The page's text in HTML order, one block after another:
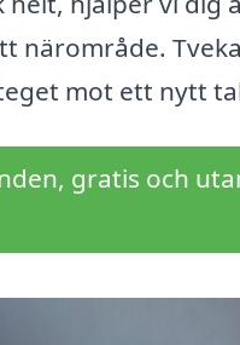
närområde.
mot ett nytt
gratis och